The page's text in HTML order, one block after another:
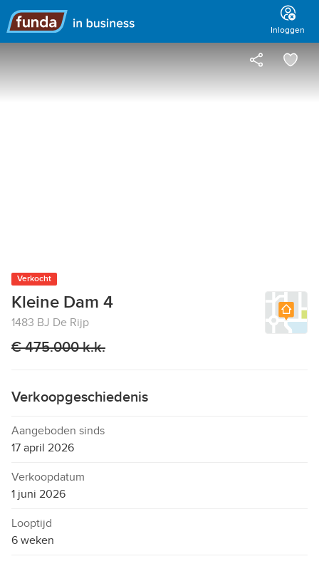
Hoofdmenu
Inloggen
Verkocht
Kleine Dam 4
1483 BJ De Rijp
€ 475.000 k.k.
Verkoopgeschiedenis
Aangeboden sinds
17 april 2026
Verkoopdatum
1 juni 2026
Looptijd
6 weken